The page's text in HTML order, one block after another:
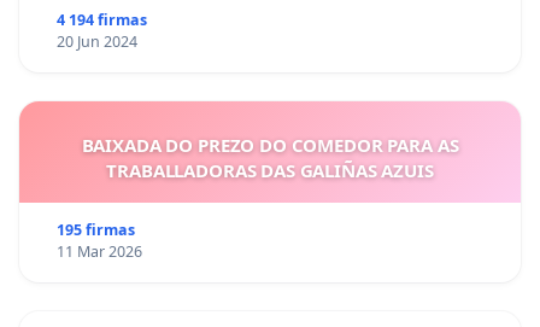
4 194 firmas
20 Jun 2024
BAIXADA DO PREZO DO COMEDOR PARA AS
TRABALLADORAS DAS GALIÑAS AZUIS
195 firmas
11 Mar 2026